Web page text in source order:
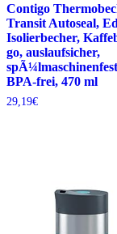
Contigo
Transit Autoseal,
Isolierbecher,
go, auslaufsicher,
BPA-frei, 470 ml
29,19€